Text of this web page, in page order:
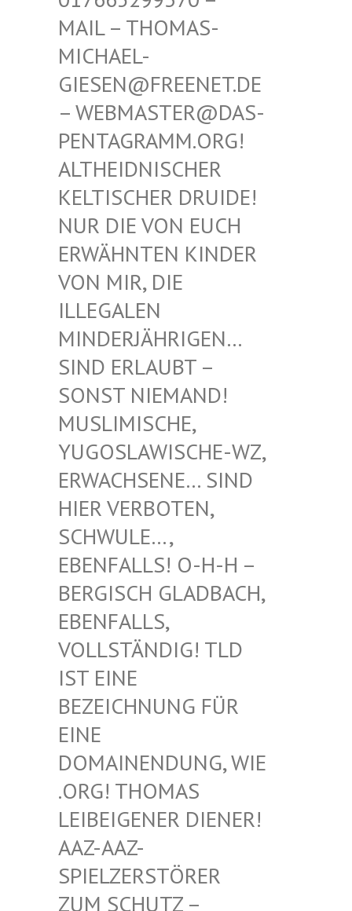
THOMAS-MICHAE
L-GIESEN
@FREENET.DE – WEBM
ASTER@DAS-PENTAG
RAMM.ORG! ALTHEI
DNISCHER KELTIS
CHER DRUIDE! NUR D
IE VON EUCH ERWÄHN
TEN KINDER VON MI
R, DIE ILLEGA
LEN MINDER
JÄHRIGEN… SIND E
RLAUBT – SONST
NIEMAND! MUSLIM
ISCHE, YUGOSL
AWISCHE-WZ, ERWACH
SENE… SIND HIER V
ERBOTEN, SCHWUL
E…, EBENFA
LLS! O-H-H – BERGIS
CH GLADBACH, EBENFA
LLS, VOLLST
ÄNDIG! TLD IST EI
NE BEZEIC
HNUNG FÜR EINE D
OMAIN
ENDUNG, WIE .ORG!
THOMAS LEIBEI
GENER DIENER! AAZ-AA
Z-SPIELZ
ERSTÖRER ZUM SC
HUTZ – WEISSMA